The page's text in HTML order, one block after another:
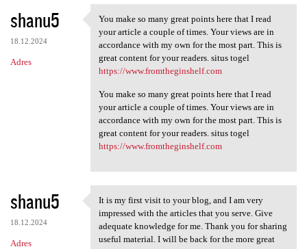
K
o
m
e
shanu5
18.12.2024
Adres
You make so many great points
You make so many great points here that I read
your article a couple of times. Your views are in
accordance with my own for the most part. This is
great content for your readers. situs togel
https://www.fromtheginshelf.com
You make so many great points here that I read
your article a couple of times. Your views are in
accordance with my own for the most part. This is
great content for your readers. situs togel
https://www.fromtheginshelf.com
shanu5
18.12.2024
Adres
It is my first visit to your
It is my first visit to your blog, and I am very
impressed with the articles that you serve. Give
adequate knowledge for me. Thank you for sharing
useful material. I will be back for the more great